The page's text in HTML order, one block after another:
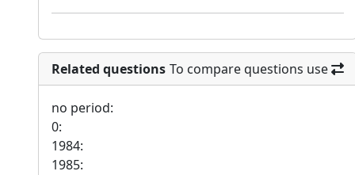
Related questions To compare questions use
no period:
0:
1984:
1985: